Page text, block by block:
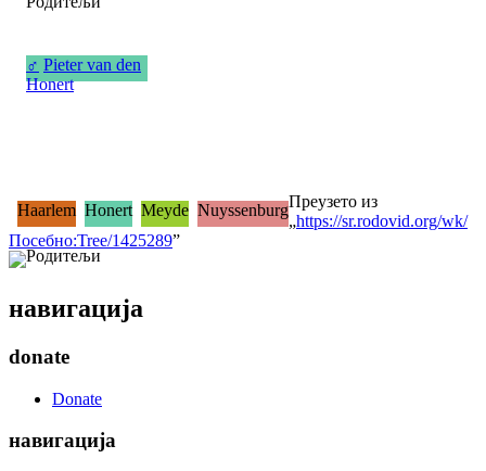
♂ Pieter van den
Honert
Родитељи
Haarlem Honert Meyde NuyssenburgПреузето из
„https://sr.rodovid.org/wk/
Посебно:Tree/1425289”
навигација
donate
Donate
навигација